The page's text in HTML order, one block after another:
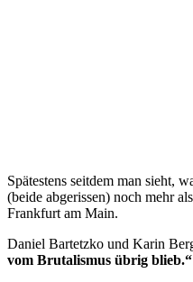
Spätestens seitdem man sieht,
(beide abgerissen) noch mehr
Frankfurt am Main.
Daniel Bartetzko und Karin
vom Brutalismus übrig blieb.“